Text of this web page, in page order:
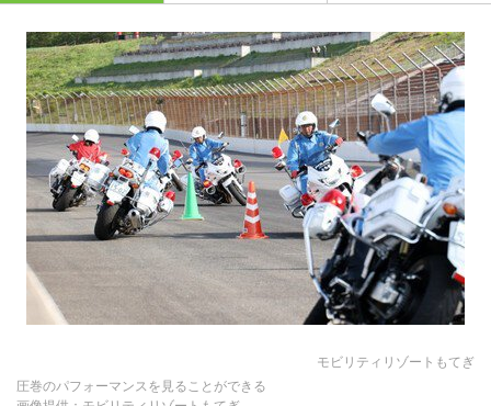
モビリティリゾートもてぎ
圧巻のパフォーマンスを見ることができる